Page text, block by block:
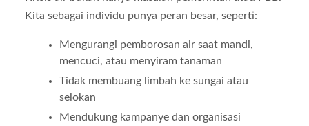
Kita sebagai individu punya peran besar, seperti:
Mengurangi pemborosan air saat mandi,
mencuci, atau menyiram tanaman
Tidak membuang limbah ke sungai atau
selokan
Mendukung kampanye dan organisasi